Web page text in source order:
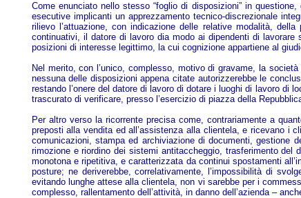
Come enunciato nello stesso “foglio di disposizioni” in
esecutive implicanti un apprezzamento tecnico-discrezionale
rilievo l’attuazione, con indicazione delle relative modalità,
continuativi, il datore di lavoro dia modo ai dipendenti di
posizioni di interesse legittimo, la cui cognizione appartiene al
Nel merito, con l’unico, complesso, motivo di gravame, la
nessuna delle disposizioni appena citate autorizzerebbe le
restando l’onere del datore di lavoro di dotare i luoghi di lavoro di
trascurato di verificare, presso l’esercizio di piazza della
Per altro verso la ricorrente precisa come, contrariamente a
preposti alla vendita ed all’assistenza alla clientela, e ricevano i
comunicazioni, stampa ed archiviazione di documenti, gestione
rimozione e riordino dei sistemi antitaccheggio, trasferimento
monotona e ripetitiva, e caratterizzata da continui spostamenti
posture; ne deriverebbe, correlativamente, l’impossibilità di
evitando lunghe attese alla clientela, non vi sarebbe per i
complesso, rallentamento dell’attività, in danno dell’azienda –